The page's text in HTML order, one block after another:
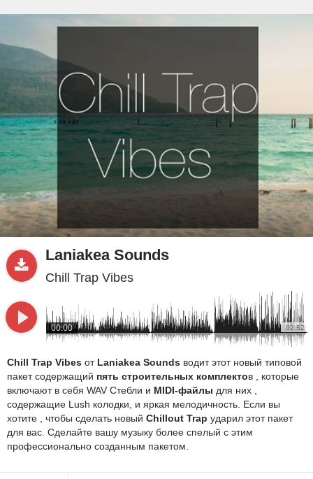
PRO.ru
Laniakea Sounds
Chill Trap Vibes
02:52
00:00
Chill Trap Vibes от Laniakea Sounds водит этот новый типовой
пакет содержащий пять строительных комплектов , которые
включают в себя WAV Стебли и MIDI-файлы для них ,
содержащие Lush колодки, и яркая мелодичность. Если вы
хотите , чтобы сделать новый Chillout Trap ударил этот пакет
для вас. Сделайте вашу музыку более спелый с этим
профессионально созданным пакетом.